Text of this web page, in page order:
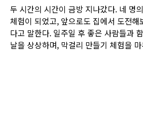
두 시간의 시간이 금방 지나갔다. 네 명
체험이 되었고, 앞으로도 집에서 도전해
다고 말한다. 일주일 후 좋은 사람들과
날을 상상하며, 막걸리 만들기 체험을